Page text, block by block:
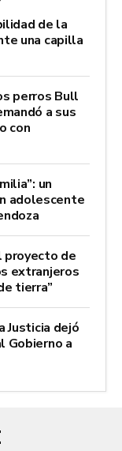
de la
una capilla
perros Bull
a sus
con
un
adolescente
proyecto de
extranjeros
tierra”
Justicia dejó
Gobierno a